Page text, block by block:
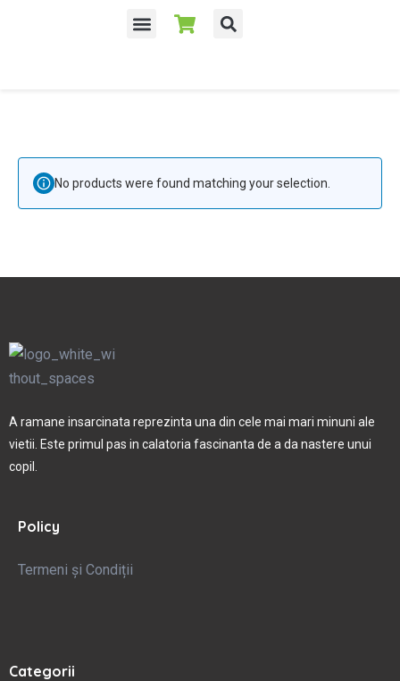
No products were found matching your selection.
A ramane insarcinata reprezinta una din cele mai mari minuni ale
vietii. Este primul pas in calatoria fascinanta de a da nastere unui
copil.
Policy
Termeni și Condiții
Categorii